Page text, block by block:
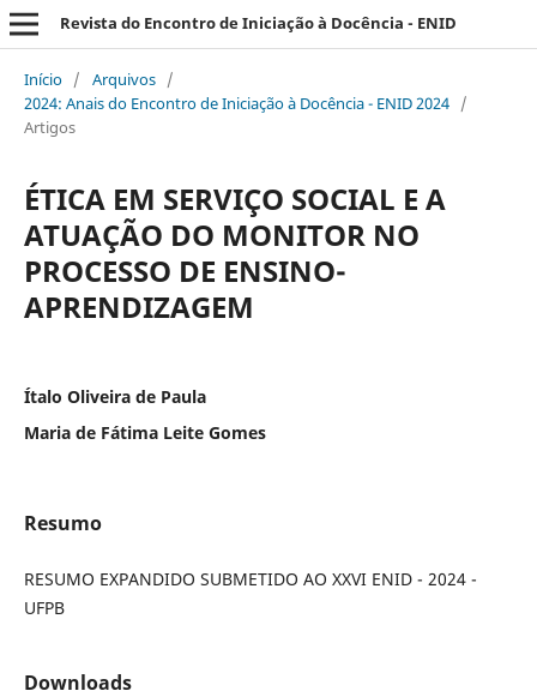
Revista do Encontro de Iniciação à Docência - ENID
Início / Arquivos /
2024: Anais do Encontro de Iniciação à Docência - ENID 2024 /
Artigos
ÉTICA EM SERVIÇO SOCIAL E A
ATUAÇÃO DO MONITOR NO
PROCESSO DE ENSINO-
APRENDIZAGEM
Ítalo Oliveira de Paula
Maria de Fátima Leite Gomes
Resumo
RESUMO EXPANDIDO SUBMETIDO AO XXVI ENID - 2024 -
UFPB
Downloads